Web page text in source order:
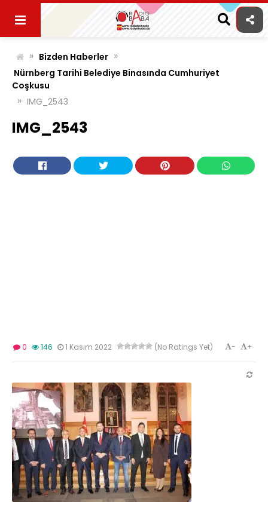
content
» Bizden Haberler »
Nürnberg Tarihi Belediye Binasında Cumhuriyet
Coşkusu
» IMG_2543
IMG_2543
0 146 1 Kasım 2022 (No Ratings Yet) +
-